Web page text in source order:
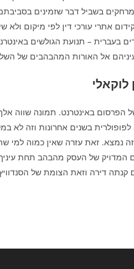
בשביל דבר שזמינים
אתרי עורכי דין לפי מיקום
בעברית – תנועת הגולשים
אל האורות המהבהבים של
לוקאלי
של הפרסום באינטרנט. תמונה
לפופולרית בשנים אחרונות וזה
נמצא. זאת עזרה שאין כמוה למי
המדויק של העסק מהבהב תחת
דירה וזאת הצומת של